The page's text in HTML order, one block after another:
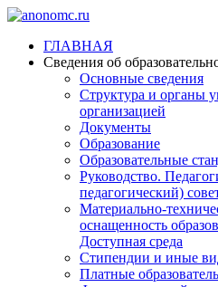
ГЛАВНАЯ
Сведения об
Основные сведения
Структура и органы
организацией
Документы
Образование
Образовательные
Руководство.
педагогический)
Материально-
оснащенность
Доступная среда
Стипендии и иные
Платные